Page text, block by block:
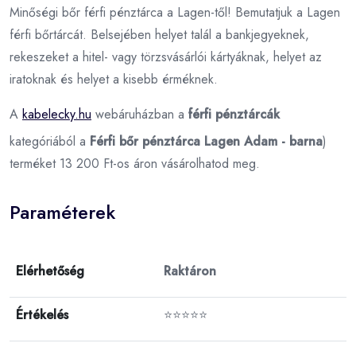
Minőségi bőr férfi pénztárca a Lagen-től! Bemutatjuk a Lagen
férfi bőrtárcát. Belsejében helyet talál a bankjegyeknek,
rekeszeket a hitel- vagy törzsvásárlói kártyáknak, helyet az
iratoknak és helyet a kisebb érméknek.
A kabelecky.hu webáruházban a férfi pénztárcák
kategóriából a Férfi bőr pénztárca Lagen Adam - barna)
terméket 13 200 Ft-os áron vásárolhatod meg.
Paraméterek
Elérhetőség Raktáron
Értékelés ⭐⭐⭐⭐⭐